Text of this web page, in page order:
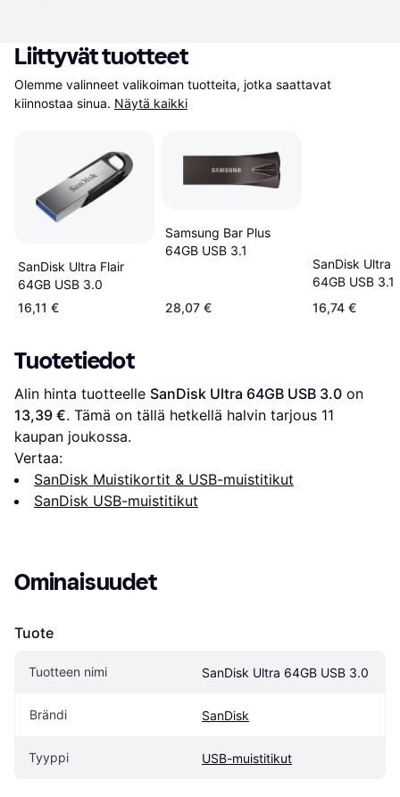
Liittyvät tuotteet
Olemme valinneet valikoiman tuotteita, jotka saattavat
kiinnostaa sinua. Näytä kaikki
SanDisk Ultra Flair
64GB USB 3.0
16,11 €
Samsung Bar Plus
64GB USB 3.1
28,07 €
SanDisk Ultra
64GB USB 3.1
16,74 €
Tuotetiedot
Alin hinta tuotteelle SanDisk Ultra 64GB USB 3.0
13,39 €. Tämä on tällä hetkellä halvin tarjous 11
kaupan joukossa.
Vertaa:
SanDisk Muistikortit & USB-muistitikut
SanDisk USB-muistitikut
Ominaisuudet
Tuote
Tuotteen nimi SanDisk Ultra 64GB USB 3.0
Brändi SanDisk
Tyyppi USB-muistitikut